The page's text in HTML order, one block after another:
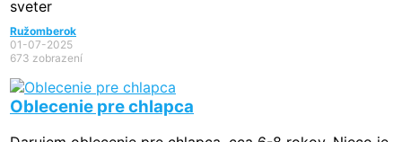
sveter
Ružomberok
01-07-2025
673 zobrazení
Oblecenie pre chlapca